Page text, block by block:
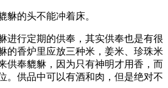
貅的头不能冲着床。
进行定期的供奉，其实供奉也是有很
的香炉里应放三种米，姜米、珍珠米
供奉貔貅，因为只有神明才用香，而
。供品中可以有酒和肉，但是绝对不